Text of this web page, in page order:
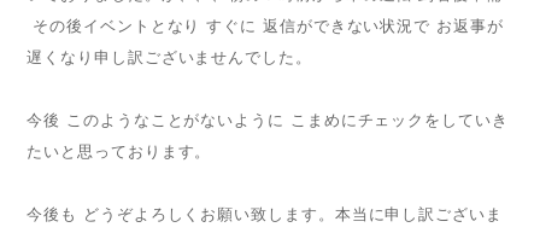
その後イベントとなり すぐに 返信ができない状況で お返事が
遅くなり申し訳ございませんでした。
今後 このようなことがないように こまめにチェックをしていき
たいと思っております。
今後も どうぞよろしくお願い致します。本当に申し訳ございま